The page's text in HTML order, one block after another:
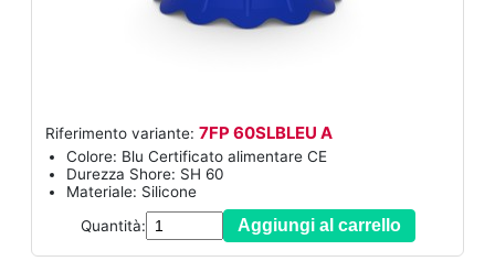
Riferimento variante: 7FP 60SLBLEU A
Colore: Blu Certificato alimentare CE
Durezza Shore: SH 60
Materiale: Silicone
Quantità:
Aggiungi al carrello